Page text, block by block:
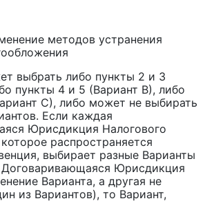
методов устранения
выбрать либо пункты 2 и 3
пункты 4 и 5 (Вариант В), либо
С), либо может не выбирать
Если каждая
Юрисдикция Налогового
распространяется
выбирает разные Варианты
Договаривающаяся Юрисдикция
Варианта, а другая не
из Вариантов), то Вариант,